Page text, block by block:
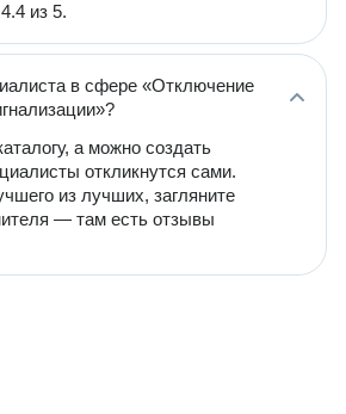
из 5.
в сфере «Отключение
а можно создать
откликнутся сами.
из лучших, загляните
— там есть отзывы